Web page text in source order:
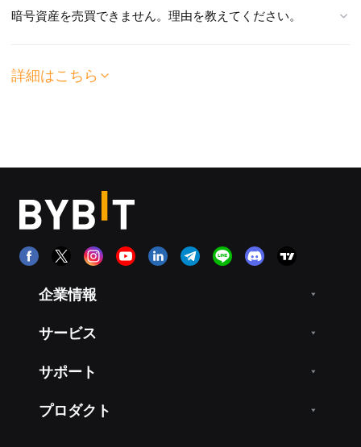
暗号資産を売買できません。理由を教えてください。
詳細はこちら
企業情報
サービス
サポート
プロダクト